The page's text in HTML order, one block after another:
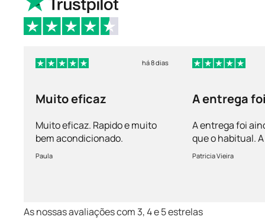
há 8 dias
Muito eficaz
Muito eficaz. Rapido e muito
bem acondicionado.
Paula
A entrega
A entrega foi
que o habitual.
vem bem
Patricia Vieira
As nossas avaliações com 3, 4 e 5 estrelas